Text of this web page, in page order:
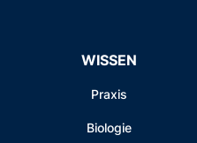
WISSEN
Praxis
Biologie